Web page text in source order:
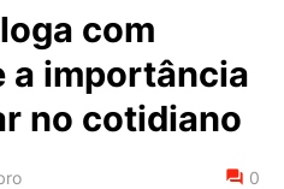
com
a importância
no cotidiano
0